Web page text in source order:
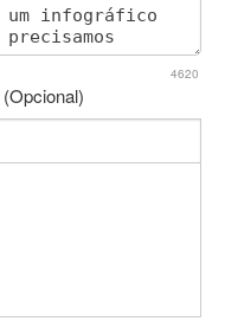
4620
(Opcional)